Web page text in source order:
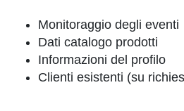
Monitoraggio degli eventi
Dati catalogo prodotti
Informazioni del profilo
Clienti esistenti (su